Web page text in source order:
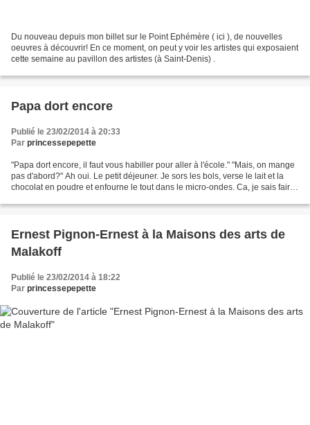
Du nouveau depuis mon billet sur le Point Ephémère ( ici ), de nouvelles
oeuvres à découvrir! En ce moment, on peut y voir les artistes qui exposaient
cette semaine au pavillon des artistes (à Saint-Denis) .
Papa dort encore
Publié le 23/02/2014 à 20:33
Par princessepepette
"Papa dort encore, il faut vous habiller pour aller à l'école." "Mais, on mange
pas d'abord?" Ah oui. Le petit déjeuner. Je sors les bols, verse le lait et la
chocolat en poudre et enfourne le tout dans le micro-ondes. Ca, je sais faire.
Ernest Pignon-Ernest à la Maisons des arts de
Malakoff
Publié le 23/02/2014 à 18:22
Par princessepepette